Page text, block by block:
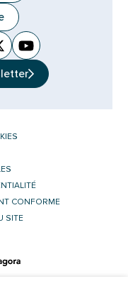
nouvel onglet)
un nouvel
dans un nouvel
(Twitter) dans un
YouTube
(ouverture dans
CONFORME
SITE
(ouverture dans un nouvel